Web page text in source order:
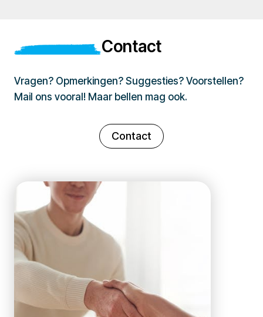
Contact
Vragen? Opmerkingen? Suggesties? Voorstellen?
Mail ons vooral! Maar bellen mag ook.
Contact